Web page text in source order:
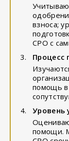
взноса;
СРО с
Процесс
помощь в
Уровень
помощи.